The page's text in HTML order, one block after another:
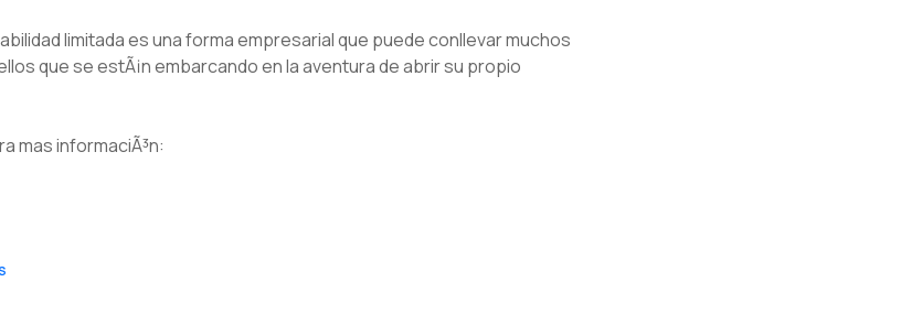
limitada es una forma empresarial que puede conllevar muchos
que se estÃ¡n embarcando en la aventura de abrir su propio
mas informaciÃ³n: